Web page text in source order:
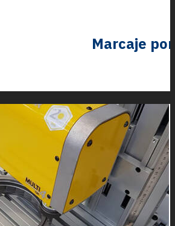
Marcaje